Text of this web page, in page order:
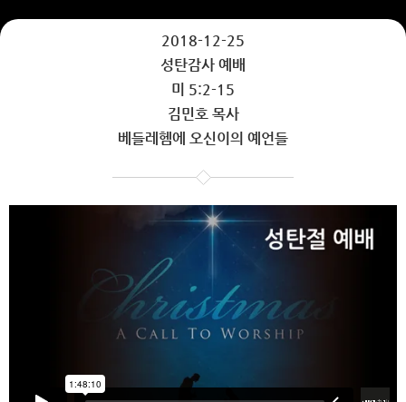
2018-12-25
성탄감사 예배
미 5:2-15
김민호 목사
베들레헴에 오신이의 예언들